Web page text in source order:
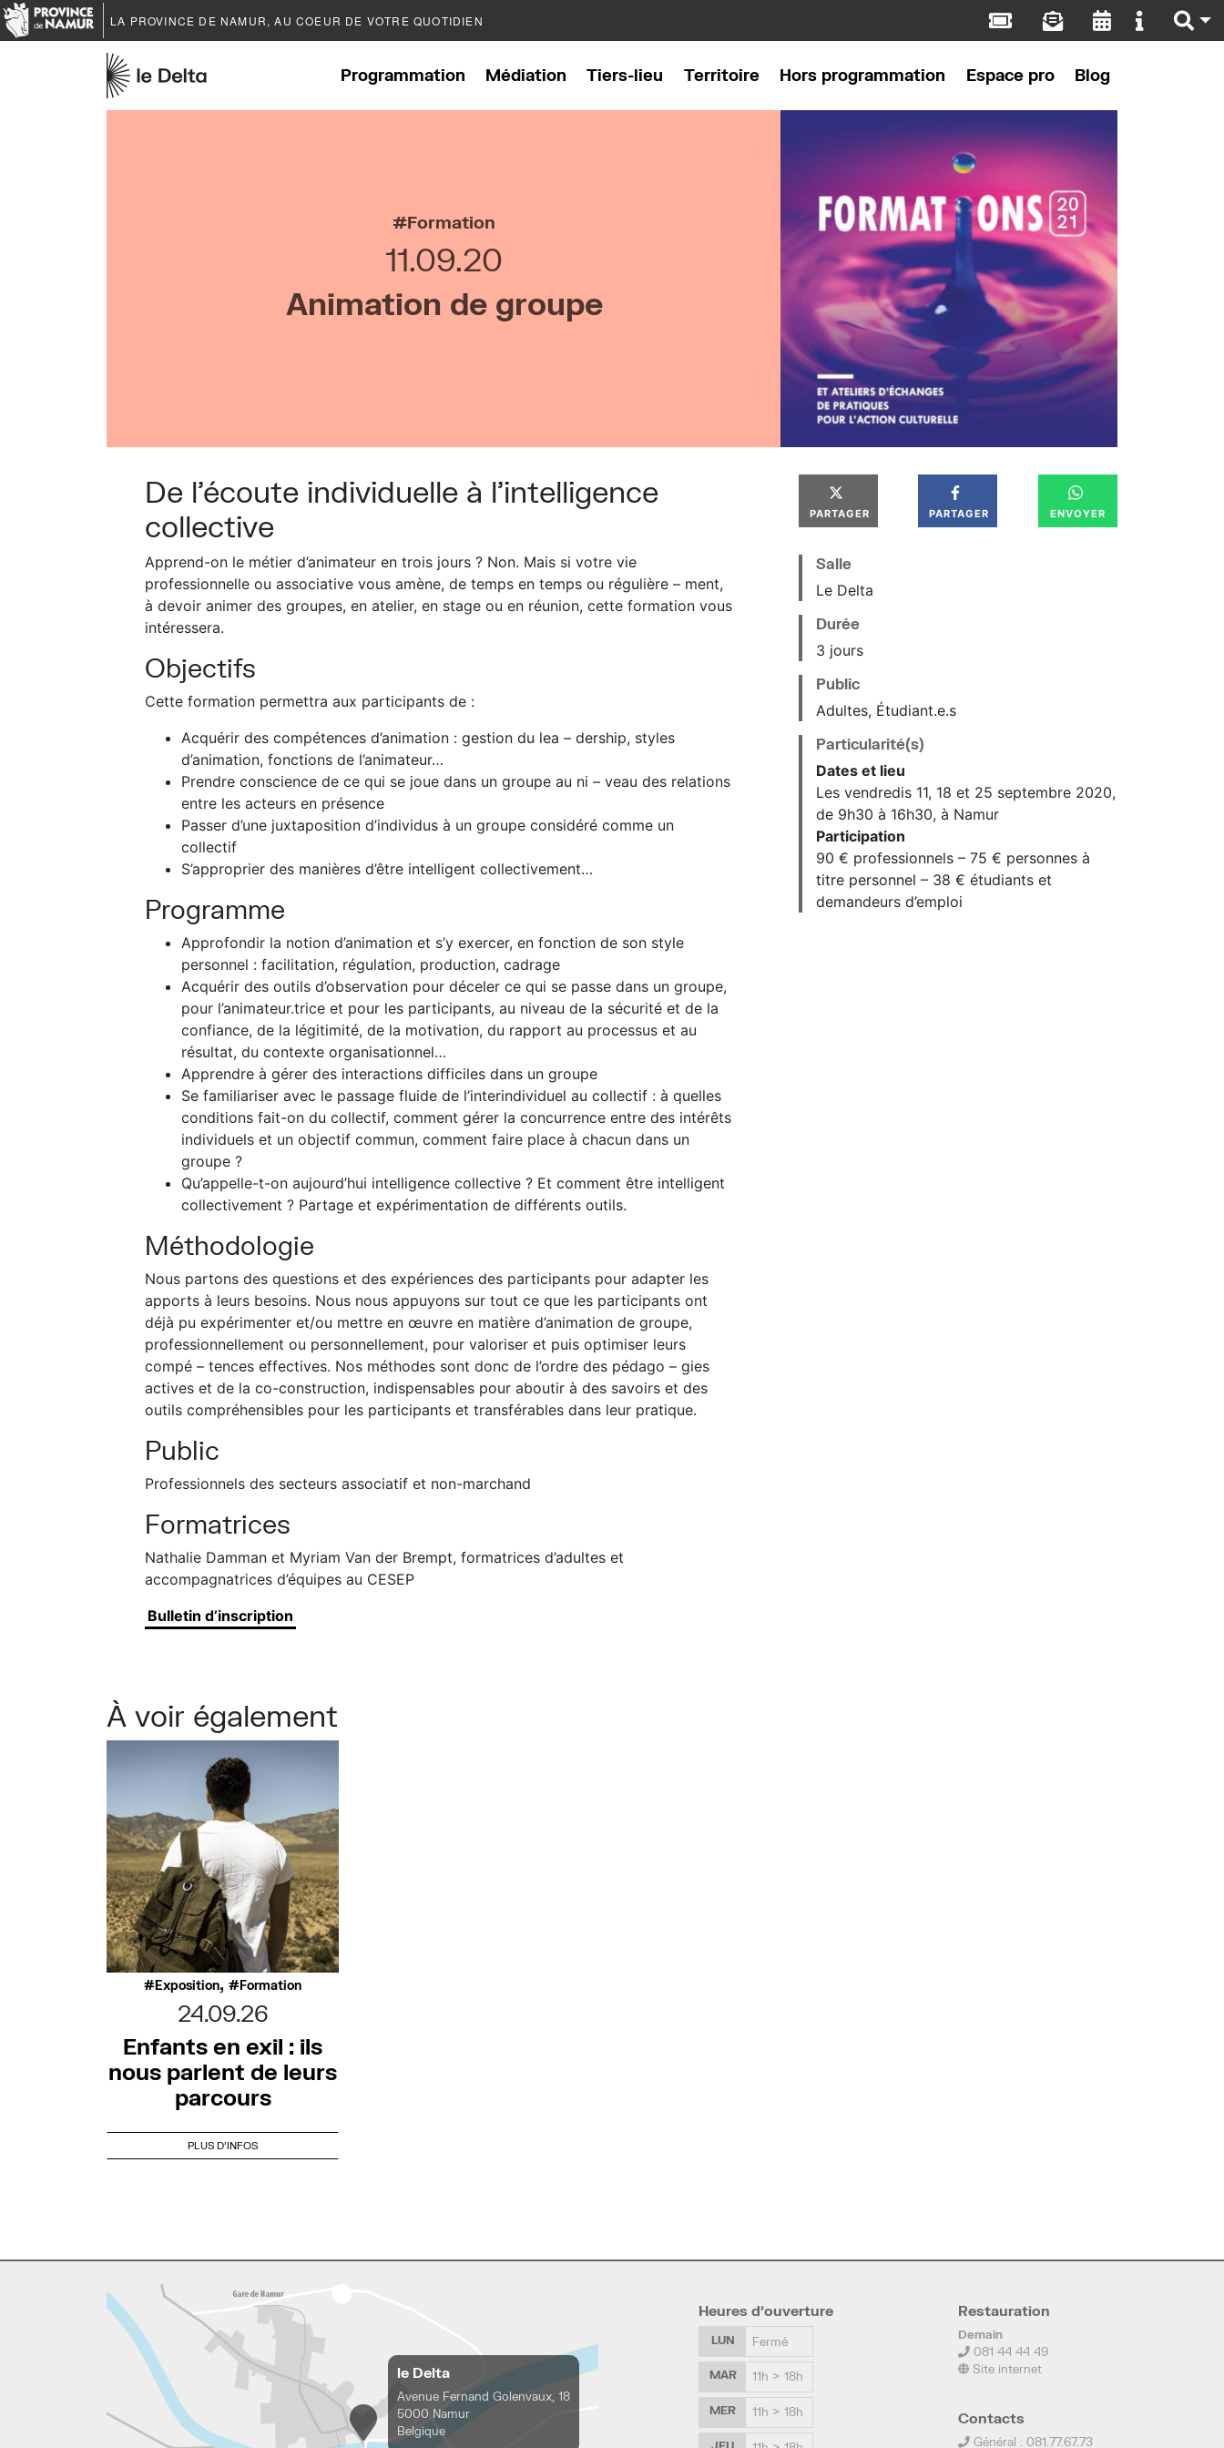
LA PROVINCE DE NAMUR, AU COEUR DE VOTRE QUOTIDIEN
Programmation Médiation Tiers-lieu Territoire Hors programmation Espace pro Blog
Formation
11.09.20
Animation de groupe
De l’écoute individuelle à l’intelligence
collective
Apprend-on le métier d’animateur en trois jours ? Non. Mais si votre vie
professionnelle ou associative vous amène, de temps en temps ou régulière – ment,
à devoir animer des groupes, en atelier, en stage ou en réunion, cette formation vous
intéressera.
Objectifs
Cette formation permettra aux participants de :
Acquérir des compétences d’animation : gestion du lea – dership, styles
d’animation, fonctions de l’animateur…
Prendre conscience de ce qui se joue dans un groupe au ni – veau des relations
entre les acteurs en présence
Passer d’une juxtaposition d’individus à un groupe considéré comme un
collectif
S’approprier des manières d’être intelligent collectivement…
Programme
Approfondir la notion d’animation et s’y exercer, en fonction de son style
personnel : facilitation, régulation, production, cadrage
Acquérir des outils d’observation pour déceler ce qui se passe dans un groupe,
pour l’animateur.trice et pour les participants, au niveau de la sécurité et de la
confiance, de la légitimité, de la motivation, du rapport au processus et au
résultat, du contexte organisationnel…
Apprendre à gérer des interactions difficiles dans un groupe
Se familiariser avec le passage fluide de l’interindividuel au collectif : à quelles
conditions fait-on du collectif, comment gérer la concurrence entre des intérêts
individuels et un objectif commun, comment faire place à chacun dans un
groupe ?
Qu’appelle-t-on aujourd’hui intelligence collective ? Et comment être intelligent
collectivement ? Partage et expérimentation de différents outils.
Méthodologie
Nous partons des questions et des expériences des participants pour adapter les
apports à leurs besoins. Nous nous appuyons sur tout ce que les participants ont
déjà pu expérimenter et/ou mettre en œuvre en matière d’animation de groupe,
professionnellement ou personnellement, pour valoriser et puis optimiser leurs
compé – tences effectives. Nos méthodes sont donc de l’ordre des pédago – gies
actives et de la co-construction, indispensables pour aboutir à des savoirs et des
outils compréhensibles pour les participants et transférables dans leur pratique.
Public
Professionnels des secteurs associatif et non-marchand
Formatrices
Nathalie Damman et Myriam Van der Brempt, formatrices d’adultes et
accompagnatrices d’équipes au CESEP
Bulletin d’inscription
PARTAGER PARTAGER ENVOYER
Salle
Le Delta
Durée
3 jours
Public
Adultes, Étudiant.e.s
Particularité(s)
Dates et lieu
Les vendredis 11, 18 et 25 septembre 2020,
de 9h30 à 16h30, à Namur
Participation
90 € professionnels – 75 € personnes à
titre personnel – 38 € étudiants et
demandeurs d’emploi
À voir également
Exposition, Formation
24.09.26
Enfants en exil : ils
nous parlent de leurs
parcours
PLUS D'INFOS
le Delta
Avenue Fernand Golenvaux, 18
5000 Namur
Belgique
Heures d’ouverture
LUN Fermé
MAR 11h > 18h
MER 11h > 18h
Restauration
Demain
081 44 44 49
Site internet
Contacts
Général : 081.77.67.73